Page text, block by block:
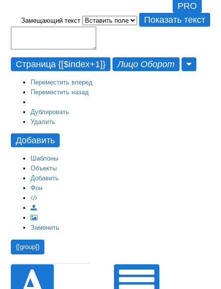
PRO
Замещающий текст Показать текст
Страница {[$index+1]} Лицо Оборот
Переместить вперед
Переместить назад
Дублировать
Удалить
Добавить
Шаблоны
Объекты
Добавить
Фон
Заменить
{[group]}